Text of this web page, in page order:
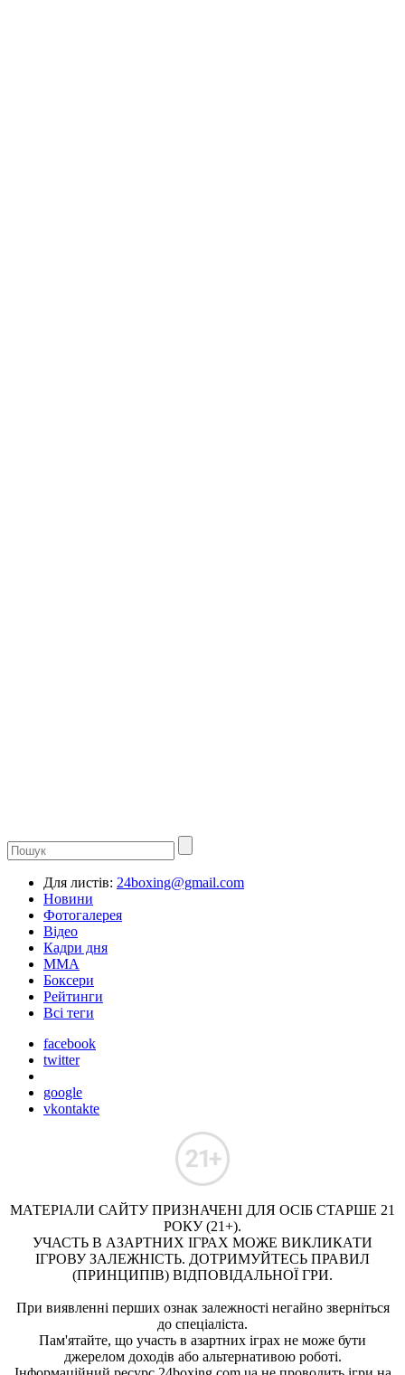
Для листів: 24boxing@gmail.com
Новини
Фотогалерея
Відео
Кадри дня
ММА
Боксери
Рейтинги
Всі теги
facebook
twitter
google
vkontakte
МАТЕРІАЛИ САЙТУ ПРИЗНАЧЕНІ ДЛЯ ОСІБ СТАРШЕ 21
РОКУ (21+).
УЧАСТЬ В АЗАРТНИХ ІГРАХ МОЖЕ ВИКЛИКАТИ
ІГРОВУ ЗАЛЕЖНІСТЬ. ДОТРИМУЙТЕСЬ ПРАВИЛ
(ПРИНЦИПІВ) ВІДПОВІДАЛЬНОЇ ГРИ.
При виявленні перших ознак залежності негайно зверніться
до спеціаліста.
Пам'ятайте, що участь в азартних іграх не може бути
джерелом доходів або альтернативою роботі.